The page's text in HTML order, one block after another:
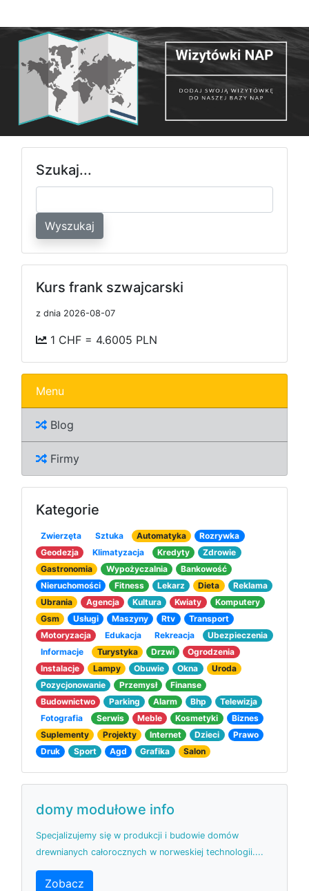
Szukaj...
Wyszukaj
Kurs frank szwajcarski
z dnia 2026-08-07
1 CHF = 4.6005 PLN
Menu
Blog
Firmy
Kategorie
Zwierzęta Sztuka Automatyka
Rozrywka
Geodezja
Klimatyzacja Kredyty
Zdrowie
Gastronomia
Wypożyczalnia
Bankowość
Nieruchomości
Fitness Lekarz Dieta
Reklama
Ubrania
Agencja Kultura Kwiaty
Komputery
Gsm
Usługi Maszyny Rtv
Transport
Motoryzacja
Edukacja Rekreacja
Ubezpieczenia
Informacje
Turystyka Drzwi
Ogrodzenia
Instalacje
Lampy Obuwie Okna
Uroda
Pozycjonowanie
Przemysł
Finanse
Budownictwo
Parking Alarm Bhp
Telewizja
Fotografia
Serwis Meble Kosmetyki
Biznes
Suplementy
Projekty Internet Dzieci
Prawo
Druk
Sport Agd Grafika Salon
domy modułowe info
Specjalizujemy się w produkcji i budowie domów
drewnianych całorocznych w norweskiej technologii....
Zobacz